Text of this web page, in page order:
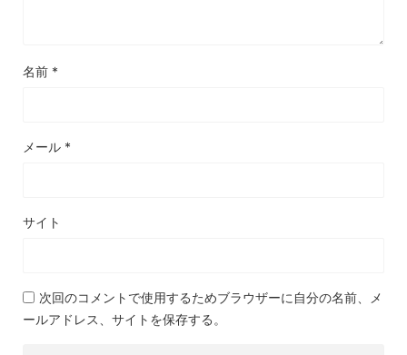
名前 *
メール *
サイト
次回のコメントで使用するためブラウザーに自分の名前、メ
ールアドレス、サイトを保存する。